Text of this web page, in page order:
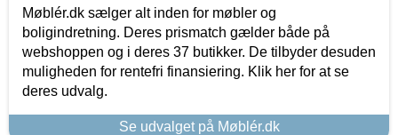
Møblér.dk sælger alt inden for møbler og
boligindretning. Deres prismatch gælder både på
webshoppen og i deres 37 butikker. De tilbyder desuden
muligheden for rentefri finansiering. Klik her for at se
deres udvalg.
Se udvalget på Møblér.dk